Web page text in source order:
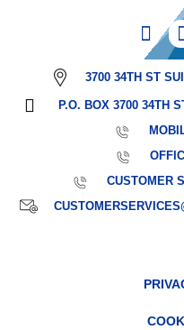
3700 34TH ST
P.O. BOX 3700 34TH
CUSTOMER